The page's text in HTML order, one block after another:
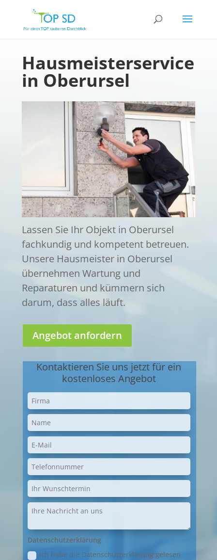
Hausmeisterservice
in Oberursel
Lassen Sie Ihr Objekt in Oberursel
fachkundig und kompetent betreuen.
Unsere Hausmeister in Oberursel
übernehmen Wartung und
Reparaturen und kümmern sich
darum, dass alles läuft.
Angebot anfordern
Kontaktieren Sie uns jetzt für ein
kostenloses Angebot
Datenschutzerklärung
Ich habe die Datenschutzerklärung gelesen